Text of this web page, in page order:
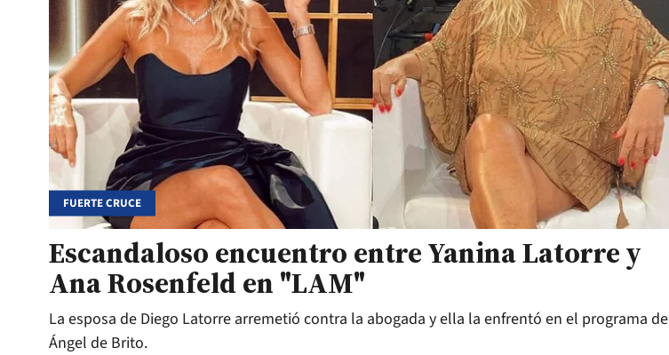
FUERTE CRUCE
Escandaloso encuentro entre Yanina Latorre y
Ana Rosenfeld en "LAM"
La esposa de Diego Latorre arremetió contra la abogada y ella la enfrentó en el programa de
Ángel de Brito.